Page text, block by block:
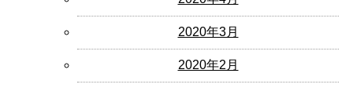
2020年3月
2020年2月